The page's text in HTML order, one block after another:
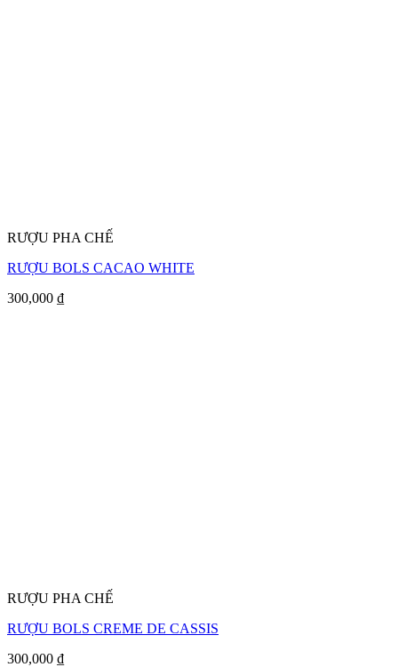
RƯỢU PHA CHẾ
RƯỢU BOLS CACAO WHITE
300,000 ₫
RƯỢU PHA CHẾ
RƯỢU BOLS CREME DE CASSIS
300,000 ₫